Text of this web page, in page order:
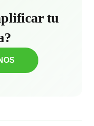
tu